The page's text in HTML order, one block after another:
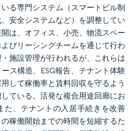
る専門システム（スマートビル制
安全システムなど）を調整してい
は、オフィス、小売、物流スペー
びリーシングチームを通じて行わ
施設管理が行われるが、これらは
ス構造、ESG報告、テナント体験
して稼働率と賃料回収を守るよう
ている。活発な複合用途回廊にお
た、テナントの入居手続きを改善
稼働開始までの時間を短縮するた